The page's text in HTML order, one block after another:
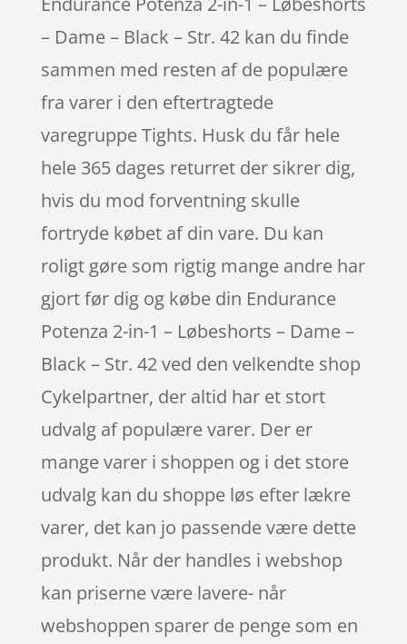
– Dame – Black – Str. 42 kan du finde
sammen med resten af de populære
fra varer i den eftertragtede
varegruppe Tights. Husk du får hele
hele 365 dages returret der sikrer dig,
hvis du mod forventning skulle
fortryde købet af din vare. Du kan
roligt gøre som rigtig mange andre har
gjort før dig og købe din Endurance
Potenza 2-in-1 – Løbeshorts – Dame –
Black – Str. 42 ved den velkendte shop
Cykelpartner, der altid har et stort
udvalg af populære varer. Der er
mange varer i shoppen og i det store
udvalg kan du shoppe løs efter lækre
varer, det kan jo passende være dette
produkt. Når der handles i webshop
kan priserne være lavere- når
webshoppen sparer de penge som en